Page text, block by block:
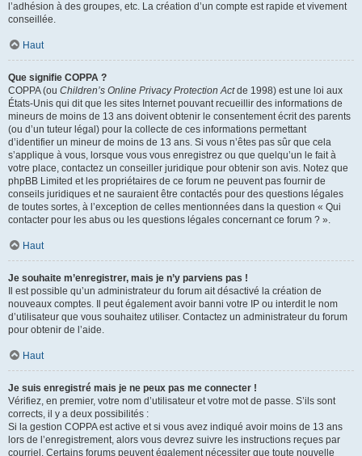
l’adhésion à des groupes, etc. La création d’un compte est rapide et vivement
conseillée.
Haut
Que signifie COPPA ?
COPPA (ou Children’s Online Privacy Protection Actde 1998) est une loi aux
États-Unis qui dit que les sites Internet pouvant recueillir des informations de
mineurs de moins de 13 ans doivent obtenir le consentement écrit des parents
(ou d’un tuteur légal) pour la collecte de ces informations permettant
d’identifier un mineur de moins de 13 ans. Si vous n’êtes pas sûr que cela
s’applique à vous, lorsque vous vous enregistrez ou que quelqu’un le fait à
votre place, contactez un conseiller juridique pour obtenir son avis. Notez que
phpBB Limited et les propriétaires de ce forum ne peuvent pas fournir de
conseils juridiques et ne sauraient être contactés pour des questions légales
de toutes sortes, à l’exception de celles mentionnées dans la question « Qui
contacter pour les abus ou les questions légales concernant ce forum ? ».
Haut
Je souhaite m’enregistrer, mais je n’y parviens pas !
Il est possible qu’un administrateur du forum ait désactivé la création de
nouveaux comptes. Il peut également avoir banni votre IP ou interdit le nom
d’utilisateur que vous souhaitez utiliser. Contactez un administrateur du forum
pour obtenir de l’aide.
Haut
Je suis enregistré mais je ne peux pas me connecter !
Vérifiez, en premier, votre nom d’utilisateur et votre mot de passe. S’ils sont
corrects, il y a deux possibilités :
Si la gestion COPPA est active et si vous avez indiqué avoir moins de 13 ans
lors de l’enregistrement, alors vous devrez suivre les instructions reçues par
courriel. Certains forums peuvent également nécessiter que toute nouvelle